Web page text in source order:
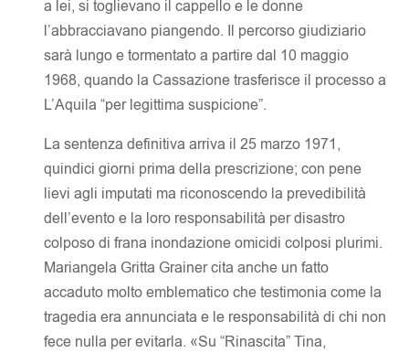
a lei, si toglievano il cappello e le donne
l’abbracciavano piangendo. Il percorso giudiziario
sarà lungo e tormentato a partire dal 10 maggio
1968, quando la Cassazione trasferisce il processo a
L’Aquila “per legittima suspicione”.
La sentenza definitiva arriva il 25 marzo 1971,
quindici giorni prima della prescrizione; con pene
lievi agli imputati ma riconoscendo la prevedibilità
dell’evento e la loro responsabilità per disastro
colposo di frana inondazione omicidi colposi plurimi.
Mariangela Gritta Grainer cita anche un fatto
accaduto molto emblematico che testimonia come la
tragedia era annunciata e le responsabilità di chi non
fece nulla per evitarla. «Su “Rinascita” Tina,